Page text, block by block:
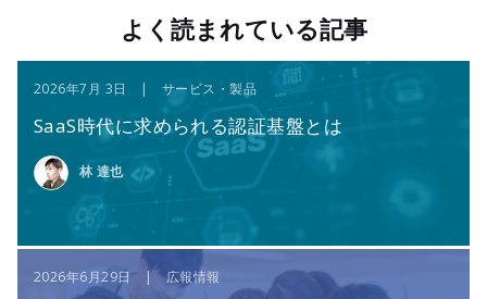
よく読まれている記事
2026年7月 3日 | サービス・製品
SaaS時代に求められる認証基盤とは
林 達也
2026年6月29日 | 広報情報